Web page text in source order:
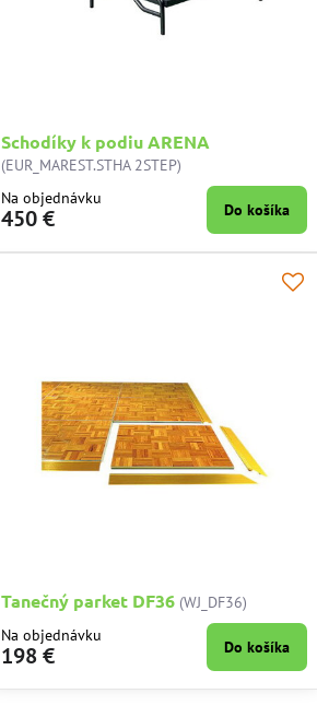
Schodíky k podiu ARENA
(EUR_MAREST.STHA 2STEP)
Na objednávku
450 € Do košíka
Tanečný parket DF36 (WJ_DF36)
Na objednávku
198 € Do košíka